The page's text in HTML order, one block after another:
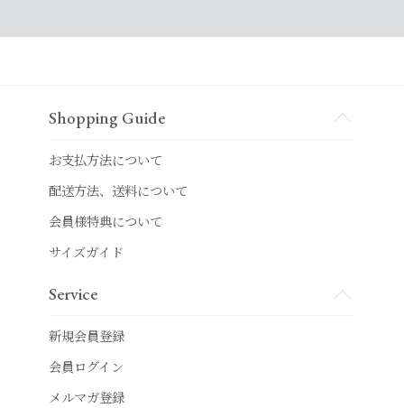
Shopping Guide
お支払方法について
配送方法、送料について
会員様特典について
サイズガイド
Service
新規会員登録
会員ログイン
メルマガ登録